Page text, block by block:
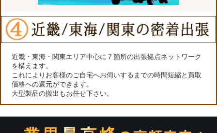
近畿・東海・関東エリア中心に７箇所の出張拠点ネットワーク
を構えます。
これによりお客様のご自宅へお伺いするまでの時間短縮と買取
価格への還元ができます。
大型製品の搬出もお任せ下さい。